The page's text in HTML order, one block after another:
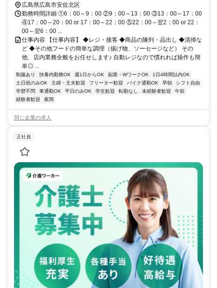
広島県広島市安佐北区
勤務時間詳細 ①6：00～9：00 ②9：00～13：00 ③13：00～17：00
④17：00～20：00 or 17：00～22：00 ⑤22：00～翌2：00 or 22：
00～翌6：00 ...
仕事内容 【仕事内容】 ◆レジ・接客 ◆商品の陳列・品出し ◆清掃な
ど ◆その他フードの簡単な調理（揚げ物、ソーセージなど） その
他、店内業務全般をお任せします♪ 自動レジなので慣れれば操作も簡
単◎ ...
制服あり 扶養内勤務OK 週1日からOK 副業・WワークOK
1日4時間以内OK
土日祝のみOK
主婦・主夫歓迎 フリーター歓迎 バイク通勤OK 早朝
シフト自由
学歴不問
車通勤OK 平日のみOK 学生歓迎 転勤なし 未経験者歓迎
午前
経験者歓迎
夜間
同じ企業の求人
正社員